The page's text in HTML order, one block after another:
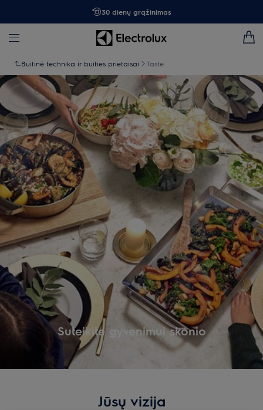
30 dienų grąžinimas
Buitinė technika ir buities prietaisai Taste
Suteikite gyvenimui skonio
Jūsų vizija